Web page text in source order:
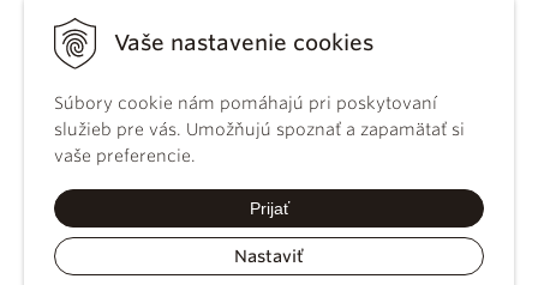
Vaše nastavenie cookies
Súbory cookie nám pomáhajú pri poskytovaní
služieb pre vás. Umožňujú spoznať a zapamätať si
vaše preferencie.
Prijať
Nastaviť
KBS
kánonického
práva
Katechizmus